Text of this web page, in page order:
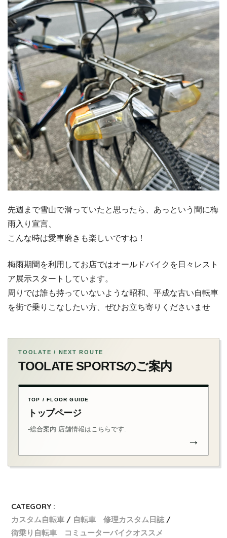
先週まで雪山で滑っていたと思ったら、あっという間に梅
雨入り宣言、
こんな時は愛車磨きも楽しいですね！
梅雨期間を利用してお店ではオールドバイクを日々レスト
ア展示スタートしています。
周りでは誰も持っていないような昭和、平成な古い自転車
を街で乗りこなしたい方、ぜひお立ち寄りくださいませ
TOOLATE / NEXT ROUTE
TOOLATE SPORTSのご案内
TOP / FLOOR GUIDE
トップページ
-総合案内 店舗情報はこちらです.
→
CATEGORY :
カスタム自転車
自転車 修理カスタム日誌
街乗り自転車 コミューターバイクオススメ